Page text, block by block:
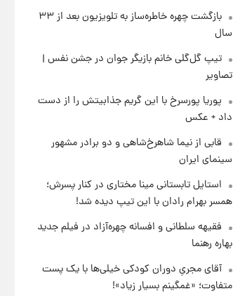
بازگشت چهره خاطره‌ساز به تلویزیون بعد از ۳۳
سال
تیپ گل‌گلی خانم بازیگر جوان در جشن نفس |
تصاویر
پوریا پورسرخ با این گریم جذابیتش را از دست
داد + عکس
قابی از نیما شاهرخ‌شاهی و دو برادر مشهور
سینمای ایران
استایل تابستانی مینا مختاری در کنار پسرش؛
همسر بهرام رادان با این تیپ دیده شد!
فقیهه سلطانی و افسانه چهره‌آزاد در فیلم جدید
بهاره رهنما
آقای مجریِ دوران کودکی خیلی‌ها با یک پست
متفاوت؛ «غمگینم بسیار زیاد»!